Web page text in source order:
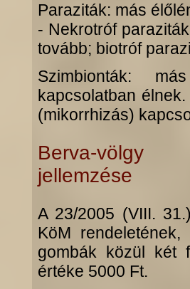
Paraziták: más
- Nekrotróf
tovább; biotróf
Szimbionták:
kapcsolatban
(mikorrhizás)
Berva-völgy
jellemzése
A 23/2005 (VIII.
KöM
gombák közül két
értéke 5000 Ft.